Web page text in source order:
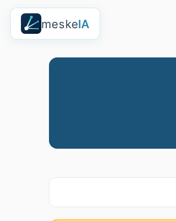
meskeIA